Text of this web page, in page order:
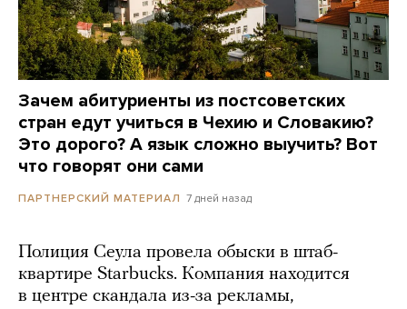
Зачем абитуриенты из постсоветских
стран едут учиться в Чехию и Словакию?
Это дорого? А язык сложно выучить? Вот
что говорят они сами
ПАРТНЕРСКИЙ МАТЕРИАЛ 7 дней назад
Полиция Сеула провела обыски в штаб-
квартире Starbucks. Компания находится
в центре скандала из-за рекламы,